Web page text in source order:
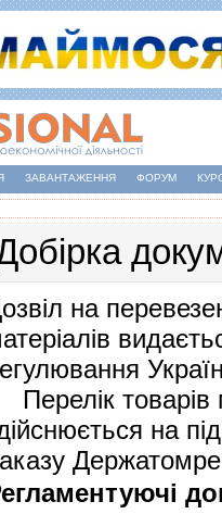
ЗАВАНТАЖЕННЯ ФОРУМ
на
Перелік товарів
на